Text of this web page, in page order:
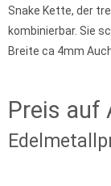
Snake Kette, der
kombinierbar. Sie
Breite ca 4mm
Preis auf